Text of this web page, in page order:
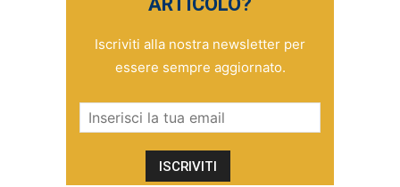
Iscriviti alla nostra newsletter per
essere sempre aggiornato.